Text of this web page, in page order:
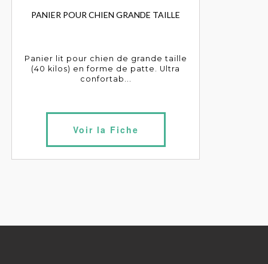
PANIER POUR CHIEN GRANDE TAILLE
Panier lit pour chien de grande taille
(40 kilos) en forme de patte. Ultra
confortab...
Voir la Fiche